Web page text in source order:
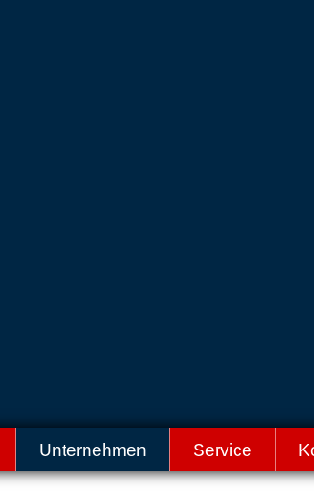
Unternehmen Service